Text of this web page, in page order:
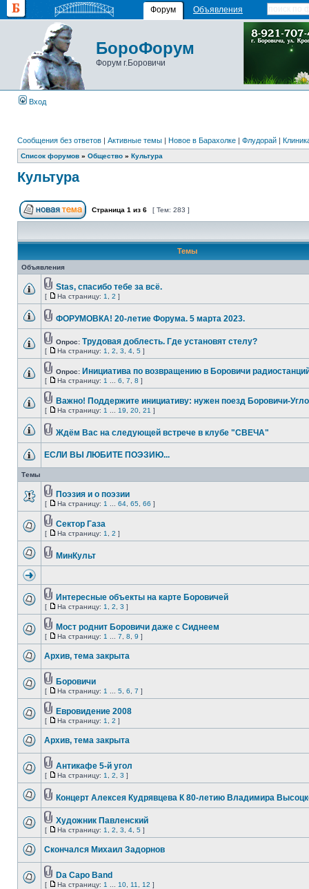
Форум Объявления
БороФорум
Форум г.Боровичи
Вход
Сообщения без ответов | Активные темы | Новое в Барахолке | Флудорай |
Список форумов » Общество » Культура
Культура
Страница 1 из 6 [ Тем: 283 ]
Темы
Объявления
Stas, спасибо тебе за всё.
[ На страницу: 1 2 ]
ФОРУМОВКА! 20-летие Форума. 5 марта 2023.
Опрос: Трудовая доблесть. Где установят стелу?
[ На страницу: 1 2 3 4 5 ]
Опрос: Инициатива по возвращению в Боровичи
[ На страницу: 1 6 7 8 ]
Важно! Поддержите инициативу: нужен поезд Боровичи-
[ На страницу: 1 19 20 21 ]
Ждём Вас на следующей встрече в клубе "СВЕЧА"
ЕСЛИ ВЫ ЛЮБИТЕ ПОЭЗИЮ...
Темы
Поэзия и о поэзии
[ На страницу: 1 64 65 66 ]
Сектор Газа
[ На страницу: 1 2 ]
МинКульт
Интересные объекты на карте Боровичей
[ На страницу: 1 2 3 ]
Мост роднит Боровичи даже с Сиднеем
[ На страницу: 1 7 8 9 ]
Архив, тема закрыта
Боровичи
[ На страницу: 1 5 6 7 ]
Евровидение 2008
[ На страницу: 1 2 ]
Архив, тема закрыта
Антикафе 5-й угол
[ На страницу: 1 2 3 ]
Концерт Алексея Кудрявцева К 80-летию Владимира
Художник Павленский
[ На страницу: 1 2 3 4 5 ]
Скончался Михаил Задорнов
Da Capo Band
[ На страницу: 1 10 11 12 ]